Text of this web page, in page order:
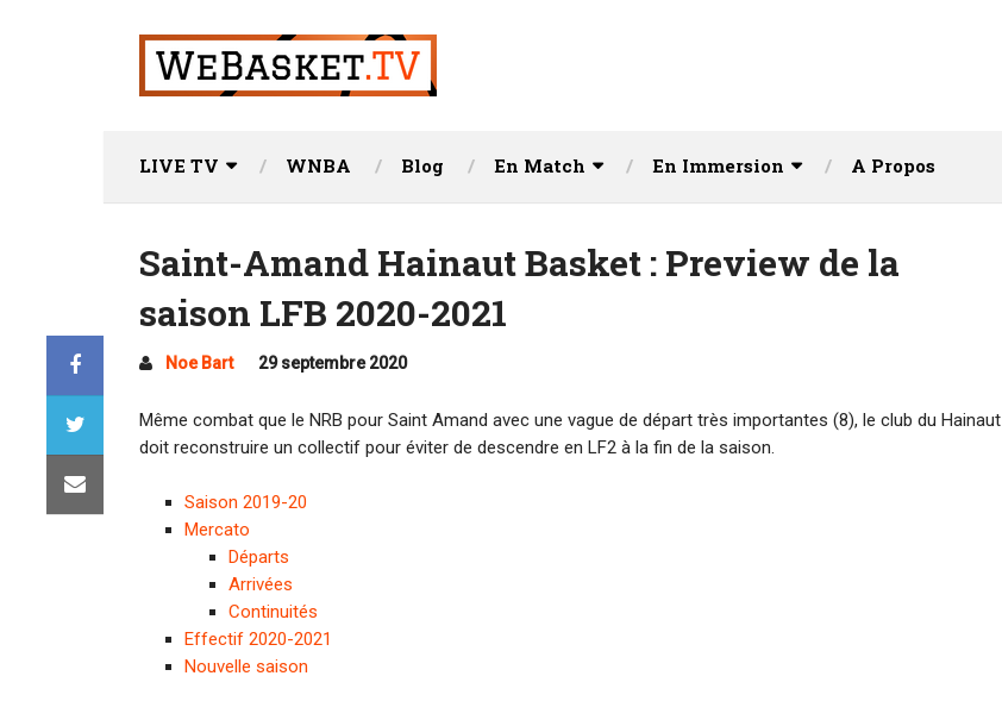
LIVE TV WNBA Blog En Match En Immersion A Propos
Saint-Amand Hainaut Basket : Preview de la
saison LFB 2020-2021
Noe Bart 29 septembre 2020
Même combat que le NRB pour Saint Amand avec une vague de départ très importantes (8), le club du Hainaut
doit reconstruire un collectif pour éviter de descendre en LF2 à la fin de la saison.
Saison 2019-20
Mercato
Départs
Arrivées
Continuités
Effectif 2020-2021
Nouvelle saison